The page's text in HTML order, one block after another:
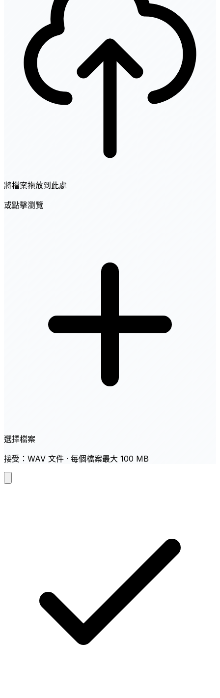
將檔案拖放到此處
或點擊瀏覽
選擇檔案
接受：WAV 文件 · 每個檔案最大 100 MB